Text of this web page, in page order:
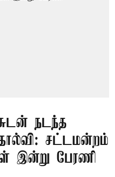
நடந்த
சட்டமன்றம்
இன்று பேரணி